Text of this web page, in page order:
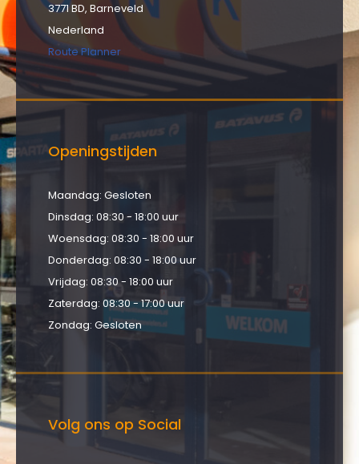
3771 BD, Barneveld
Nederland
Route Planner
Openingstijden
Maandag: Gesloten
Dinsdag: 08:30 - 18:00 uur
Woensdag: 08:30 - 18:00 uur
Donderdag: 08:30 - 18:00 uur
Vrijdag: 08:30 - 18:00 uur
Zaterdag: 08:30 - 17:00 uur
Zondag: Gesloten
Volg ons op Social